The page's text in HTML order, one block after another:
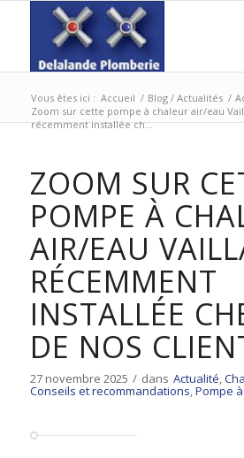
Vous êtes ici : Accueil / Blog / Actualités /
Zoom sur cette pompe à chaleur air/eau
récemment installée ch...
ZOOM SUR
POMPE À
AIR/EAU
RÉCEMMENT
INSTALLÉE
DE NOS
27 novembre 2025 / dans Actualité,
Conseils et recommandations,Pompe